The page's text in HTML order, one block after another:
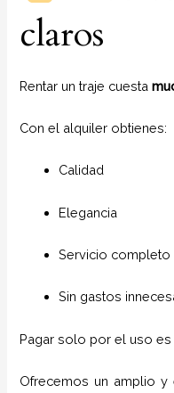
claros
Rentar un traje cuesta
Con el alquiler obtienes:
Calidad
Elegancia
Servicio completo
Sin gastos
Pagar solo por el uso es
Ofrecemos un amplio y